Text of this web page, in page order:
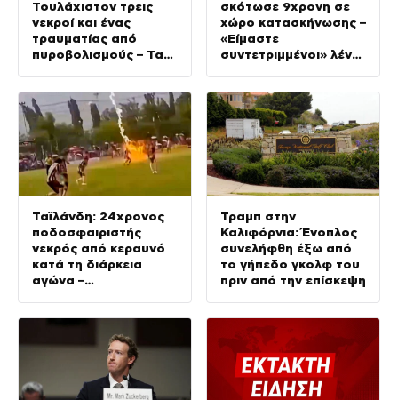
Τουλάχιστον τρεις
νεκροί και ένας
τραυματίας από
πυροβολισμούς – Τα
σκότωσε 9χρονη σε
χώρο κατασκήνωσης –
«Είμαστε
συντετριμμένοι» λένε
Ταϊλάνδη: 24χρονος
ποδοσφαιριστής
νεκρός από κεραυνό
κατά τη διάρκεια
αγώνα –
Τραμπ στην
Καλιφόρνια: Ένοπλος
συνελήφθη έξω από
το γήπεδο γκολφ του
πριν από την επίσκεψη